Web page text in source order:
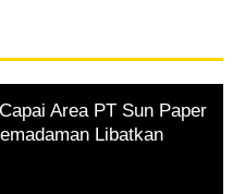
Area PT Sun Paper
Libatkan